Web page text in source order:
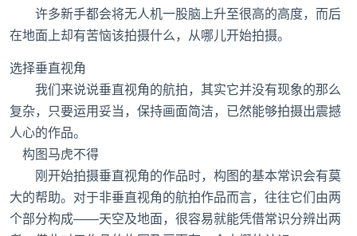
许多新手都会将无人机一股脑上升至很高的高度，而后
在地面上却有苦恼该拍摄什么，从哪儿开始拍摄。
选择垂直视角
我们来说说垂直视角的航拍，其实它并没有现象的那么
复杂，只要运用妥当，保持画面简洁，已然能够拍摄出震撼
人心的作品。
构图马虎不得
刚开始拍摄垂直视角的作品时，构图的基本常识会有莫
大的帮助。对于非垂直视角的航拍作品而言，往往它们由两
个部分构成——天空及地面，很容易就能凭借常识分辨出两